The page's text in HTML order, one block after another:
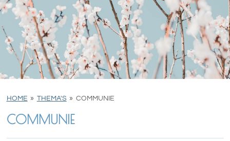
HOME » THEMA'S » COMMUNIE
COMMUNIE